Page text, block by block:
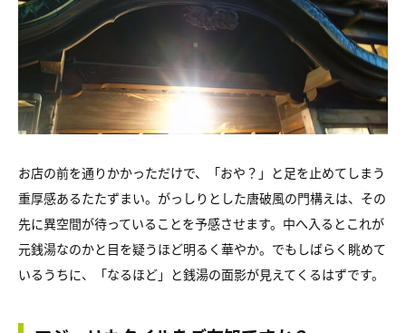
お店の前を通りかかっただけで、「おや？」と足を止めてしまう
重厚感あるたたずまい。がっしりとした唐破風の門構えは、その
先に異空間が待っていることを予感させます。中へ入るとこれが
元銭湯なのかと目を疑うほど明るく華やか。でもしばらく眺めて
いるうちに、「なるほど」と銭湯の面影が見えてくるはずです。